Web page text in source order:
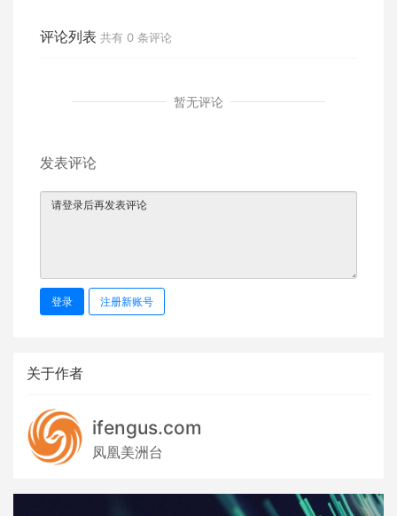
评论列表 共有 0 条评论
暂无评论
发表评论
登录 注册新账号
关于作者
ifengus.com
凤凰美洲台